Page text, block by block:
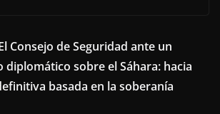
Consejo de Seguridad ante un
diplomático sobre el Sáhara: hacia
basada en la soberanía